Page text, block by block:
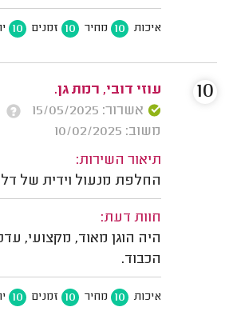
איכות 10 מחיר 10 זמנים 10
עוזי דובי, רמת גן.
אשרור: 15/05/2025
משוב: 10/02/2025
תיאור השירות:
החלפת מנעול וידית של
חוות דעת:
היה הוגן מאוד, מקצועי,
הכבוד.
איכות 10 מחיר 10 זמנים 10
10